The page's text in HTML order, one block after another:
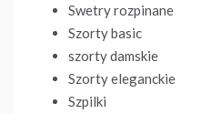
Swetry rozpinane
Szorty basic
szorty damskie
Szorty eleganckie
Szpilki